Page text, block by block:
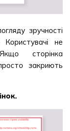
зручності
не
сторінка
закриють